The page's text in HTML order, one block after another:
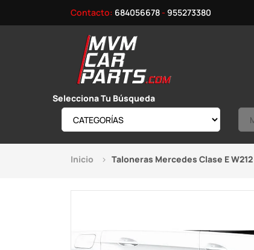
Contacto: 684056678- 955273380
Selecciona Tu Búsqueda
Inicio Taloneras Mercedes Clase E